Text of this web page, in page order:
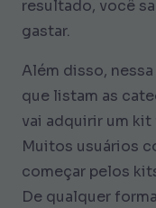
resultado, você
gastar.
Além disso,
que listam as
vai adquirir um
Muitos usuários
começar pelos
De qualquer